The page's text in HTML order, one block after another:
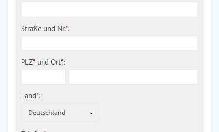
Straße und Nr.*:
PLZ* und Ort*:
Land*:
Deutschland